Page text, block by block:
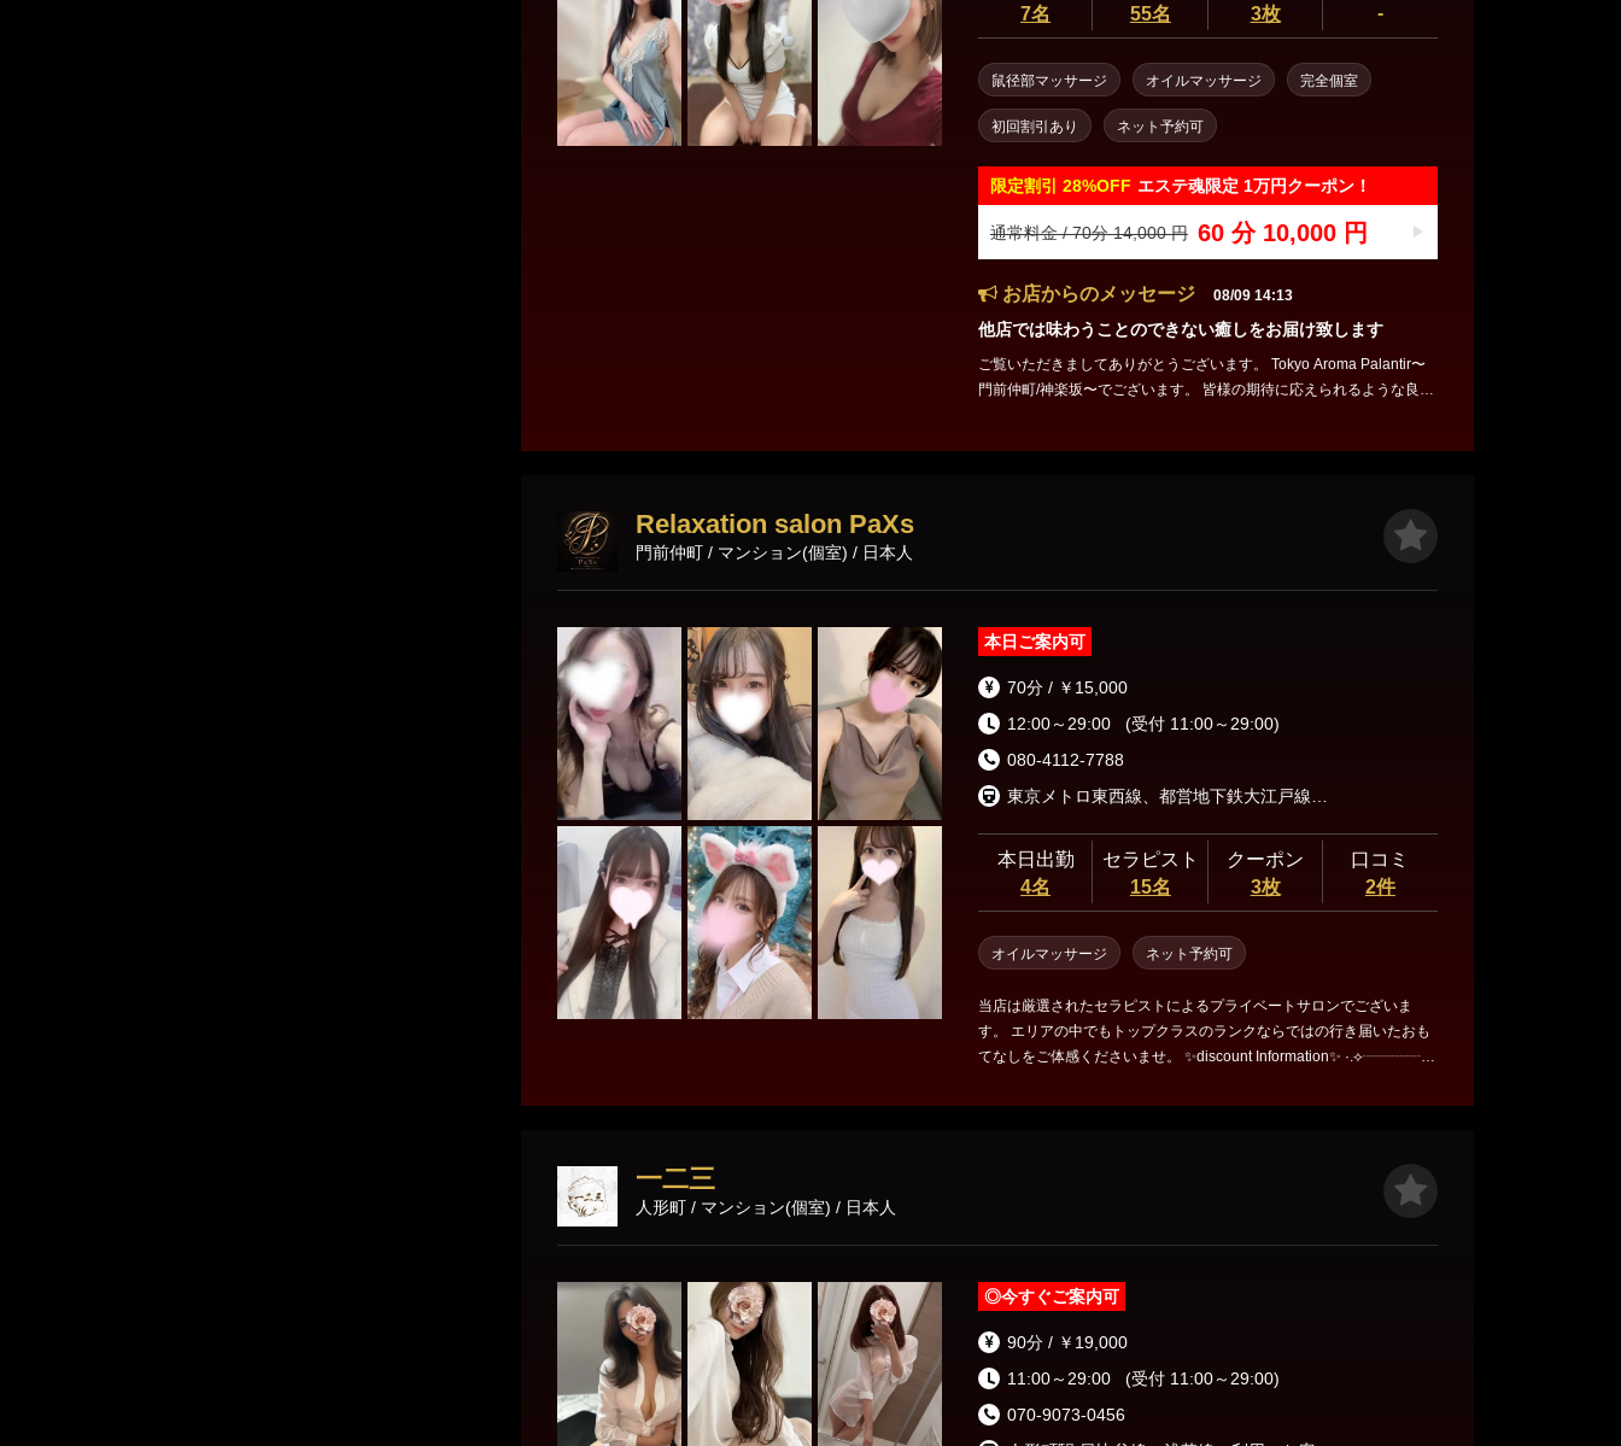
7名
55名
3枚
-
鼠径部マッサージ オイルマッサージ 完全個室
初回割引あり ネット予約可
限定割引 28%OFF エステ魂限定 1万円クーポン！
通常料金 / 70分 14,000 円 60 分 10,000 円
お店からのメッセージ 08/09 14:13
他店では味わうことのできない癒しをお届け致します
ご覧いただきましてありがとうございます。 Tokyo Aroma Palantir〜
門前仲町/神楽坂〜でございます。 皆様の期待に応えられるような良質
Relaxation salon PaXs
門前仲町 / マンション(個室) / 日本人
本日ご案内可
70分 / ￥15,000
12:00～29:00
(受付 11:00～29:00)
080-4112-7788
本日出勤
4名
セラピスト
15名
クーポン
3枚
口コミ
2件
オイルマッサージ ネット予約可
当店は厳選されたセラピストによるプライベートサロンでございま
す。 エリアの中でもトップクラスのランクならではの行き届いたおも
てなしをご体感くださいませ。 ✨️discount Information✨️ ·.⟡┈┈┈┈┈
全ユーザー様👑 ◾︎新人割𝟏,𝟎𝟎𝟎円引きクーポン ❄️リピーター様❄️ ◾︎LINE
出来かねますのでご了承ください ※予告なく終了させていただく可能
一二三
人形町 / マンション(個室) / 日本人
◎今すぐご案内可
90分 / ￥19,000
11:00～29:00
(受付 11:00～29:00)
070-9073-0456